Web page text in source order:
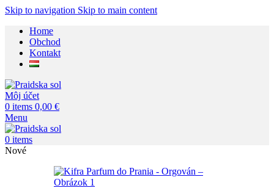
Skip to navigation Skip to main content
Home
Obchod
Kontakt
Môj účet
0 items 0,00 €
Menu
0 items
Nové